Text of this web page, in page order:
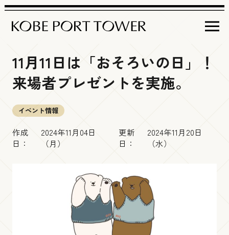
営業時間
イベント情報
その他インフォメーション
フロアガイド
Brilliance Tiara Open-air Deck
・料金
11月11日は「おそろいの日」！
来場者プレゼントを実施。
イベント情報
作成
日：
2024年11月04日
（月）
更新
日：
2024年11月20日
（水）